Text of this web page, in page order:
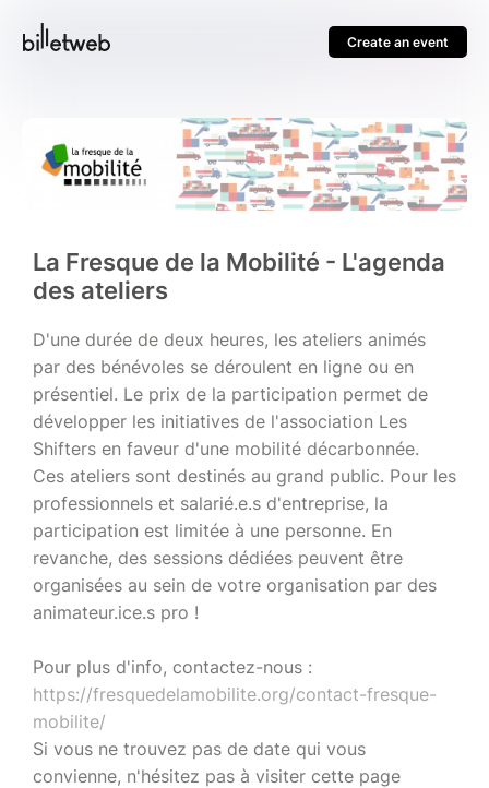
Create an event
La Fresque de la Mobilité - L'agenda
des ateliers
D'une durée de deux heures, les ateliers animés
par des bénévoles se déroulent en ligne ou en
présentiel. Le prix de la participation permet de
développer les initiatives de l'association Les
Shifters en faveur d'une mobilité décarbonnée.
Ces ateliers sont destinés au grand public. Pour les
professionnels et salarié.e.s d'entreprise, la
participation est limitée à une personne. En
revanche, des sessions dédiées peuvent être
organisées au sein de votre organisation par des
animateur.ice.s pro !
Pour plus d'info, contactez-nous :
https://fresquedelamobilite.org/contact-fresque-
mobilite/
Si vous ne trouvez pas de date qui vous
convienne, n'hésitez pas à visiter cette page